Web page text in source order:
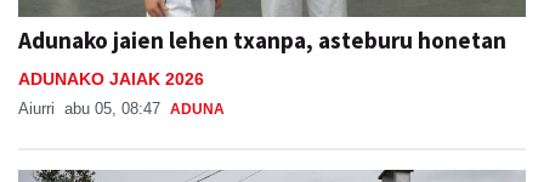
Adunako jaien lehen txanpa, asteburu honetan
ADUNAKO JAIAK 2026
Aiurri abu 05, 08:47 ADUNA